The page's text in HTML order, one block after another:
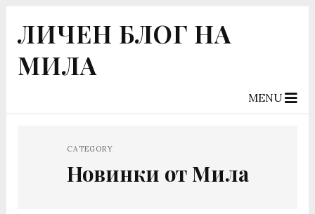
ЛИЧЕН БЛОГ НА
МИЛА
MENU
CATEGORY
Новинки от Мила